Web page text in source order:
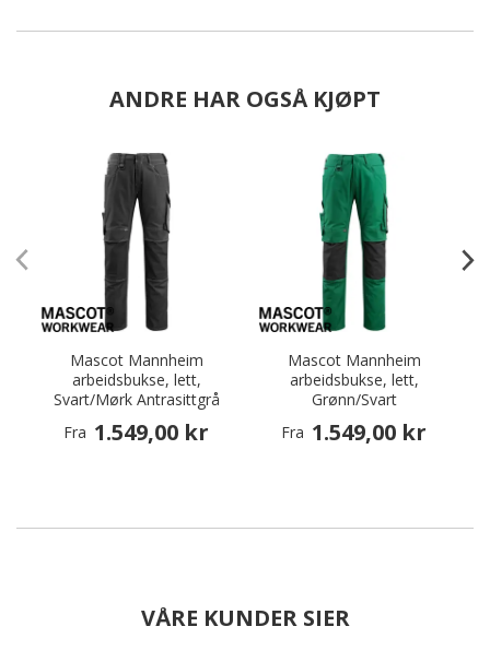
ANDRE HAR OGSÅ KJØPT
Mascot Mannheim
arbeidsbukse, lett,
Svart/Mørk Antrasittgrå
Fra 1.549,00 kr
Mascot Mannheim
arbeidsbukse, lett,
Grønn/Svart
Fra 1.549,00 kr
VÅRE KUNDER SIER